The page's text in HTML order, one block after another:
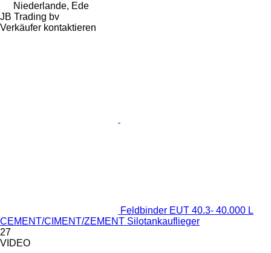
Niederlande, Ede
JB Trading bv
Verkäufer kontaktieren
Feldbinder EUT 40.3- 40.000 L
CEMENT/CIMENT/ZEMENT Silotankauflieger
27
VIDEO